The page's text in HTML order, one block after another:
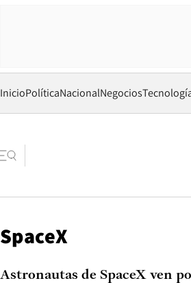
InicioPolíticaNacionalNegocios
SpaceX
Astronautas de SpaceX ven